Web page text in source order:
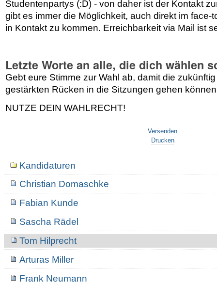
Studentenpartys (:D) - von daher ist der Kontakt
gibt es immer die Möglichkeit, auch direkt im face-
in Kontakt zu kommen. Erreichbarkeit via Mail ist
Letzte Worte an alle, die dich wählen
Gebt eure Stimme zur Wahl ab, damit die
gestärkten Rücken in die Sitzungen gehen
NUTZE DEIN WAHLRECHT!
Versenden
Drucken
NavigationKandidaturen
Christian Domaschke
Fabian Kunde
Sascha Rädel
Tom Hilprecht
Arturas Miller
Frank Neumann